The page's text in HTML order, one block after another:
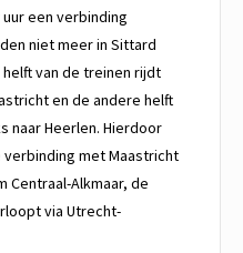
een verbinding
niet meer in Sittard
van de treinen rijdt
en de andere helft
naar Heerlen. Hierdoor
met Maastricht
Centraal-Alkmaar, de
via Utrecht-